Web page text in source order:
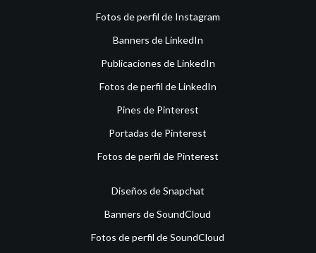
Fotos de perfil de Instagram
Banners de LinkedIn
Publicaciones de LinkedIn
Fotos de perfil de LinkedIn
Pines de Pinterest
Portadas de Pinterest
Fotos de perfil de Pinterest
Diseños de Snapchat
Banners de SoundCloud
Fotos de perfil de SoundCloud